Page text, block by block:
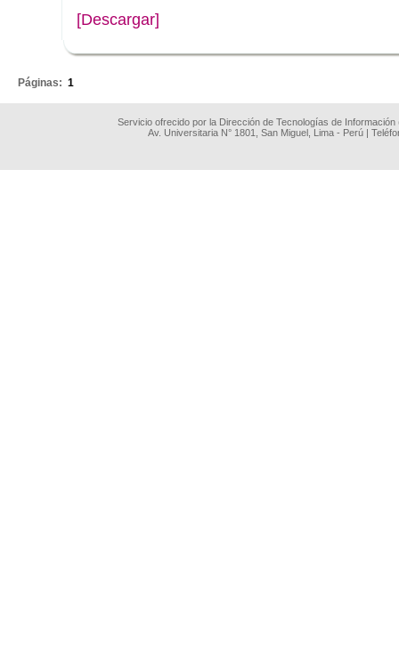
[Descargar]
Páginas: 1
Servicio ofrecido por la Dirección de Tecnologías de
Av. Universitaria N° 1801, San Miguel, Lima - Perú |